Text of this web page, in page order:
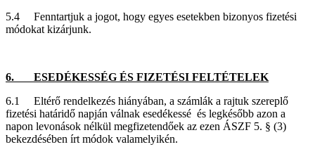
5.4 Fenntartjuk a jogot, hogy egyes esetekben bizonyos fizetési
módokat kizárjunk.
6. ESEDÉKESSÉG ÉS FIZETÉSI FELTÉTELEK
6.1 Eltérő rendelkezés hiányában, a számlák a rajtuk szereplő
fizetési határidő napján válnak esedékessé és legkésőbb azon a
napon levonások nélkül megfizetendőek az ezen ÁSZF 5. § (3)
bekezdésében írt módok valamelyikén.